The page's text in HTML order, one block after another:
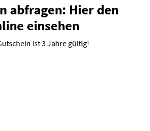
abfragen: Hier den
einsehen
ist 3 Jahre gültig!